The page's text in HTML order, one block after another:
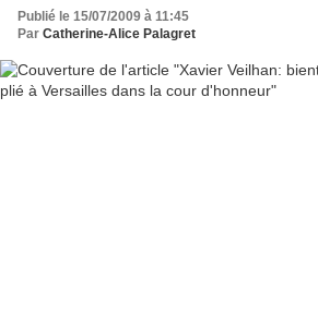
Publié le 15/07/2009 à 11:45
Par Catherine-Alice Palagret